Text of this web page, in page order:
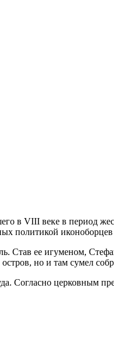
в VIII веке в период
политикой
Став ее игуменом,
но и там сумел
Согласно церковным